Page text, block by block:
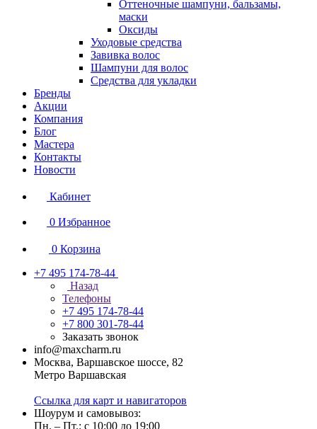
Оттеночные шампуни, бальзамы,
маски
Оксиды
Уходовые средства
Завивка волос
Шампуни для волос
Средства для укладки
Бренды
Акции
Компания
Блог
Мастера
Контакты
Новости
Кабинет
0 Избранное
0 Корзина
+7 495 174-78-44
Назад
Телефоны
+7 495 174-78-44
+7 800 301-78-44
Заказать звонок
info@maxcharm.ru
Москва, Варшавское шоссе, 82
Метро Варшавская
Ссылка для карт и навигаторов
Шоурум и самовывоз:
Пн. – Пт.: с 10:00 до 19:00